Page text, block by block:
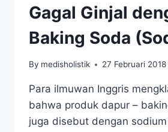
Gagal Ginjal
Baking Soda
By medisholistik 27 Februari 2018
Para ilmuwan Inggris
bahwa produk dapur –
juga disebut dengan